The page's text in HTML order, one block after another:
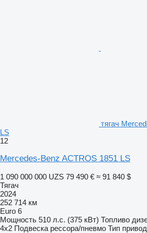
тягач
LS
12
Mercedes-Benz ACTROS 1851 LS
1 090 000 000 UZS 79 490 € ≈ 91 840 $
Тягач
2024
252 714 км
Euro 6
Мощность 510 л.с. (375 кВт) Топливо
4x2 Подвеска рессора/пневмо Тип